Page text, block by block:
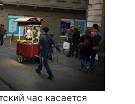
час касается